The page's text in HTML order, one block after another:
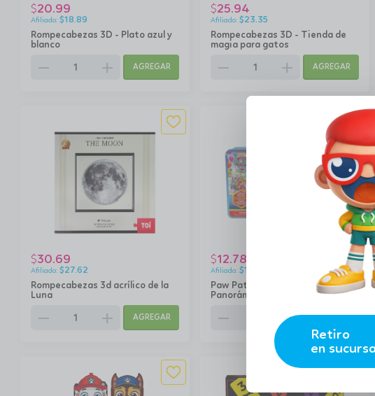
Retiro
en
Rompecabezas 3D - Plato azul y
blanco
$20.99
$18.89
remove add AGREGAR
Rompecabezas 3D - Tienda de
magia para gatos
$25.94
$23.35
remove add AGREGAR
Rompecabezas 3d acrílico de la
Luna
$30.69
$27.62
remove add AGREGAR
Paw Patrol - Rompecabezas
Panorámico 3 en 1
$12.78
$11.50
remove add AGREGAR